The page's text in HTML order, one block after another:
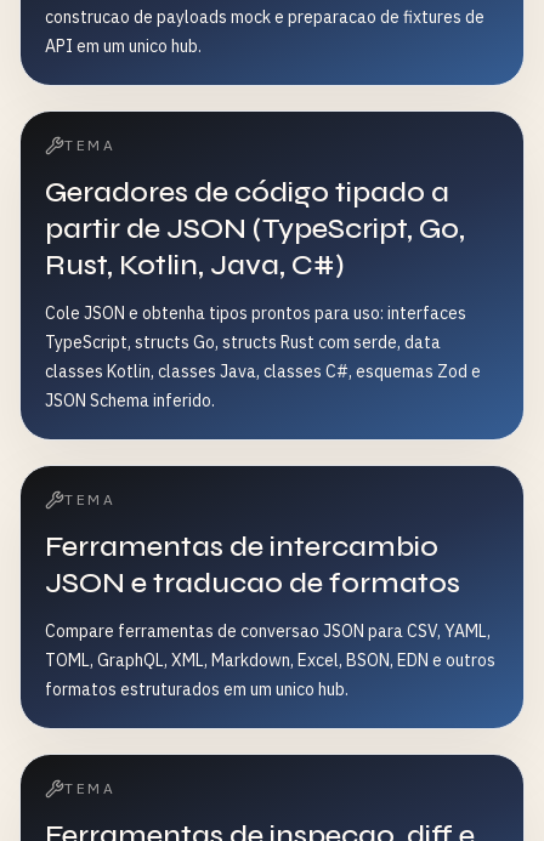
construcao de payloads mock e preparacao de fixtures de
API em um unico hub.
TEMA
Geradores de código tipado a
partir de JSON (TypeScript, Go,
Rust, Kotlin, Java, C#)
Cole JSON e obtenha tipos prontos para uso: interfaces
TypeScript, structs Go, structs Rust com serde, data
classes Kotlin, classes Java, classes C#, esquemas Zod e
JSON Schema inferido.
TEMA
Ferramentas de intercambio
JSON e traducao de formatos
Compare ferramentas de conversao JSON para CSV, YAML,
TOML, GraphQL, XML, Markdown, Excel, BSON, EDN e outros
formatos estruturados em um unico hub.
TEMA